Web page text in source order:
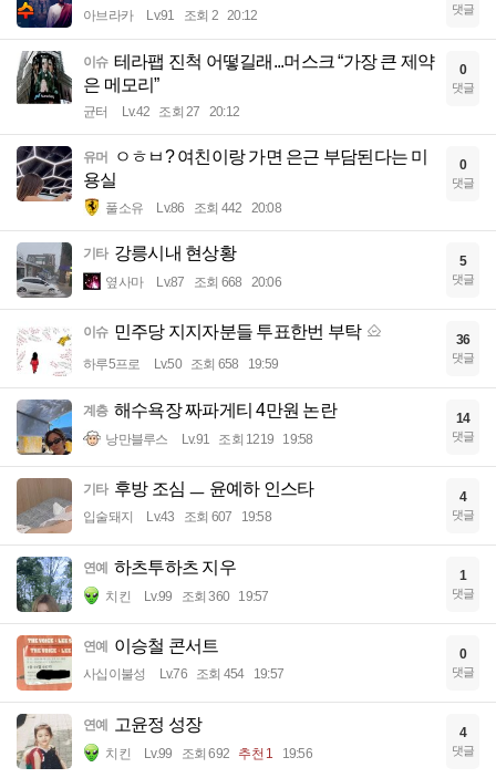
아브라카 Lv.91 조회 2 20:12 댓글
이슈 테라팹 진척 어떻길래...머스크 “가장 큰 제약
은 메모리”
균터 Lv.42 조회 27 20:12
0
댓글
유머
ㅇㅎㅂ? 여친이랑 가면 은근 부담된다는 미
용실
풀소유 Lv.86 조회 442 20:08
0
댓글
기타 강릉시내 현상황
옆사마 Lv.87 조회 668 20:06
5
댓글
이슈 민주당 지지자분들 투표한번 부탁
하루5프로 Lv.50 조회 658 19:59
36
댓글
계층 해수욕장 짜파게티 4만원 논란
낭만블루스 Lv.91 조회 1219 19:58
14
댓글
기타 후방 조심 ㅡ 윤예하 인스타
입술돼지 Lv.43 조회 607 19:58
4
댓글
연예 하츠투하츠 지우
치킨 Lv.99 조회 360 19:57
1
댓글
연예 이승철 콘서트
사십이불성 Lv.76 조회 454 19:57
0
댓글
연예 고윤정 성장
치킨 Lv.99 조회 692 추천 1 19:56
4
댓글